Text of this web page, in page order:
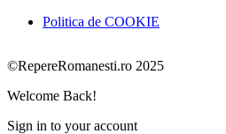
Politica de COOKIE
©RepereRomanesti.ro 2025
Welcome Back!
Sign in to your account